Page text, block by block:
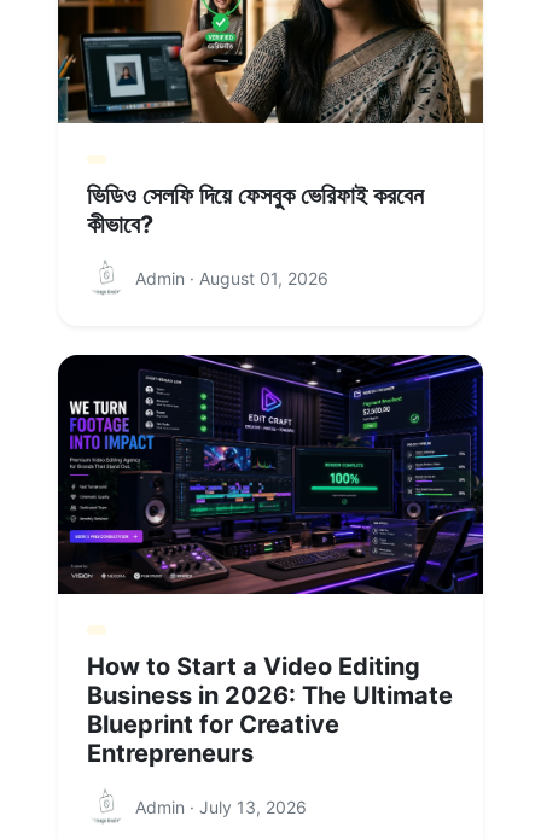
ভিডিও সেলফি দিয়ে ফেসবুক ভেরিফাই করবেন
কীভাবে?
Admin · August 01, 2026
How to Start a Video Editing
Business in 2026: The Ultimate
Blueprint for Creative
Entrepreneurs
Admin · July 13, 2026